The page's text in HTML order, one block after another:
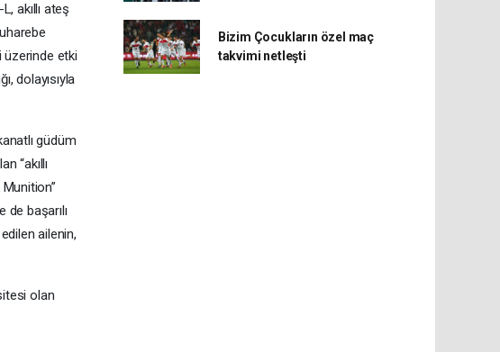
akıllı ateş
üzerinde etki
dolayısıyla
güdüm
“akıllı
başarılı
ailenin,
olan
Bizim Çocukların özel maç
takvimi netleşti